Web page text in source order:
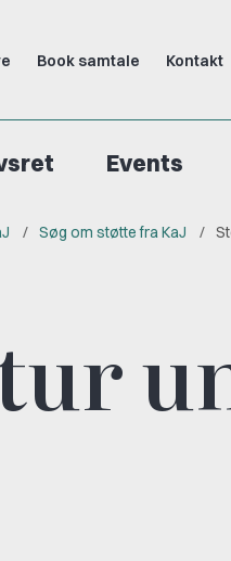
Book samtale Kontakt
Events
Søg om støtte fra KaJ